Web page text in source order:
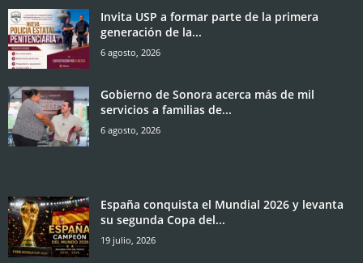
Invita USP a formar parte de la primera
generación de la...
6 agosto, 2026
Gobierno de Sonora acerca más de mil
servicios a familias de...
6 agosto, 2026
España conquista el Mundial 2026 y levanta
su segunda Copa del...
19 julio, 2026